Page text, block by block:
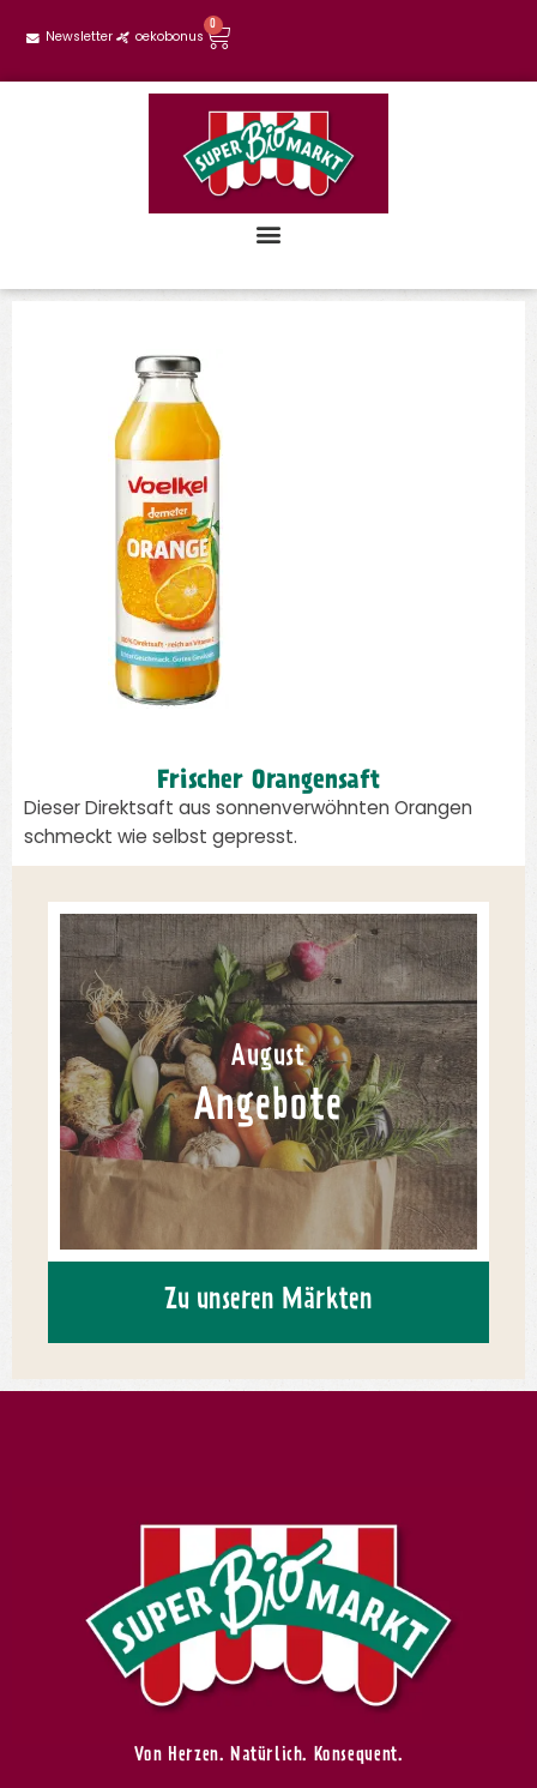
Newsletter oekobonus
0
Frischer Orangensaft
Dieser Direktsaft aus sonnenverwöhnten Orangen
schmeckt wie selbst gepresst.
August
Angebote
Zu unseren Märkten
Von Herzen. Natürlich. Konsequent.